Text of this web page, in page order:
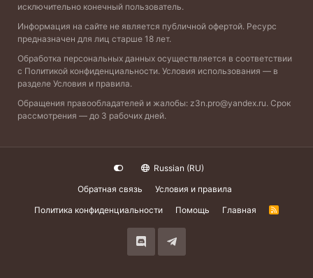
исключительно конечный пользователь.
Информация на сайте не является публичной офертой. Ресурс
предназначен для лиц старше 18 лет.
Обработка персональных данных осуществляется в соответствии
с Политикой конфиденциальности. Условия использования — в
разделе Условия и правила.
Обращения правообладателей и жалобы: z3n.pro@yandex.ru. Срок
рассмотрения — до 3 рабочих дней.
Russian (RU)
Обратная связь
Условия и правила
Политика конфиденциальности
Помощь Главная
R